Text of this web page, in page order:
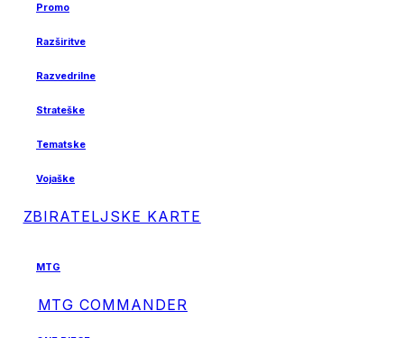
Promo
Razširitve
Razvedrilne
Strateške
Tematske
Vojaške
ZBIRATELJSKE KARTE
MTG
MTG COMMANDER